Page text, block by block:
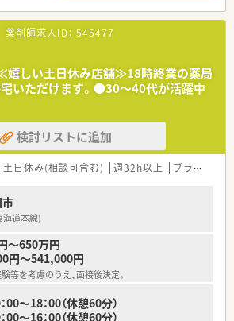
めの環境づくりを考え、ライフステージに応じ
意しています。
の想いをカタチにする「リトルチャレンジ制
」を念頭に、
異なる患者さまのニーズやスタッフの思いを実
行っています。
ております。
すい環境づくりに力を入れている『さくら薬局グ
躍されてみませんか？
のご紹介＞
自システム
るために様々なシステムを独自開発していま
年前から導入され、進化を続けている調剤シス
連の調剤業務を連動させ、業務効率化を図るほ
能を高め、患者様と働くスタッフを守っていま
要な制度変更があった場合も、迅速に対応でき
いきます。
採用者研修
はの悩みを解消し、さくら薬局グループのビジョ
をご案内。
の繋がりを踏まえ、『さくら薬局の薬剤師』とし
ャリアをスタートいただくための研修です。
ローアップや通常の社内研修と絡めて中途入社専
修をご用意。
薬剤師求人ID： 545477
≪嬉しい土日休み店舗≫18時終業の薬局
宅いただけます。●30～40代が活躍中
検討リストに追加
土日休み(相談可含む) 週32h以上 ブランク可
海道本線)
～650万円
円～541,000円
等を考慮のうえ、面接後決定。
00～18：00（休憩60分）
16：00（休憩60分）